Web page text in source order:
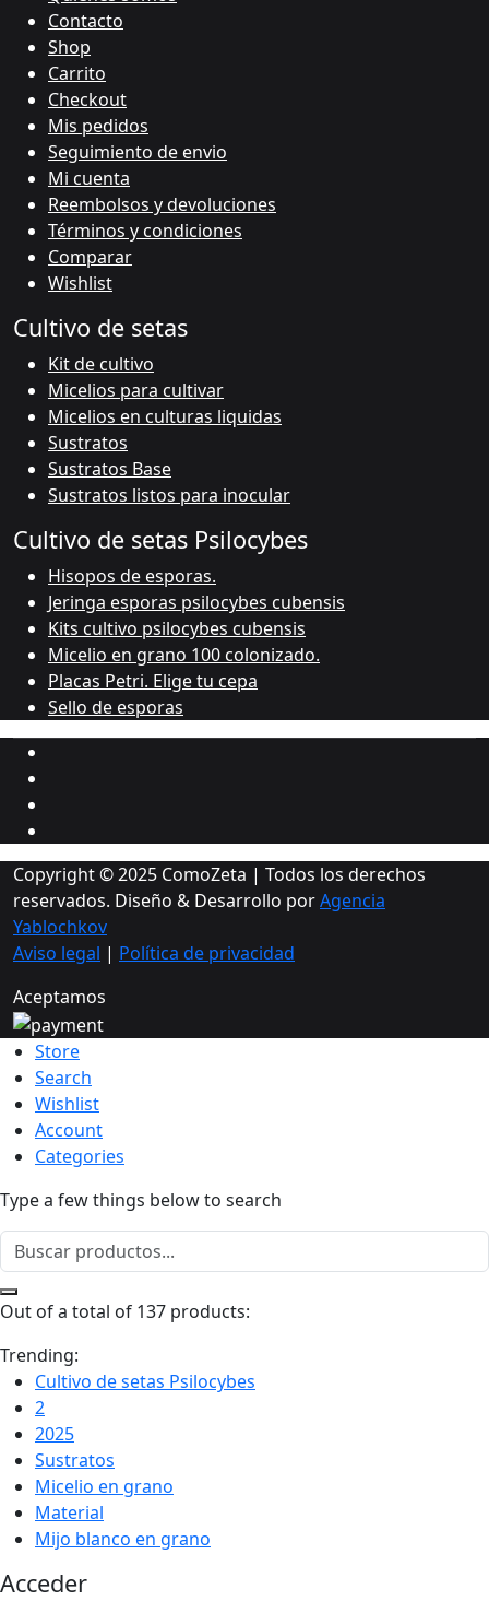
Contacto
Shop
Carrito
Checkout
Mis pedidos
Seguimiento de envio
Mi cuenta
Reembolsos y devoluciones
Términos y condiciones
Comparar
Wishlist
Cultivo de setas
Kit de cultivo
Micelios para cultivar
Micelios en culturas liquidas
Sustratos
Sustratos Base
Sustratos listos para inocular
Cultivo de setas Psilocybes
Hisopos de esporas.
Jeringa esporas psilocybes cubensis
Kits cultivo psilocybes cubensis
Micelio en grano 100 colonizado.
Placas Petri. Elige tu cepa
Sello de esporas
Copyright © 2025 ComoZeta | Todos los derechos
reservados. Diseño & Desarrollo porAgencia
Yablochkov
Aviso legal | Política de privacidad
Aceptamos
Store
Search
Wishlist
Account
Categories
Type a few things below to search
Out of a total of 137 products:
Trending:
Cultivo de setas Psilocybes
2
2025
Sustratos
Micelio en grano
Material
Mijo blanco en grano
Acceder